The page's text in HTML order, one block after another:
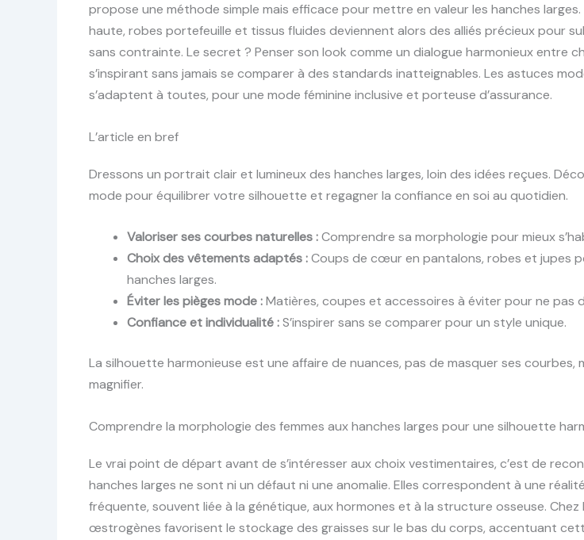
propose une méthode simple mais efficace pour mettre en valeur les hanches
haute, robes portefeuille et tissus fluides deviennent alors des alliés précieux pour
sans contrainte. Le secret ? Penser son look comme un dialogue harmonieux entre
s’inspirant sans jamais se comparer à des standards inatteignables. Les astuces
s’adaptent à toutes, pour une mode féminine inclusive et porteuse d’assurance.
L’article en bref
Dressons un portrait clair et lumineux des hanches larges, loin des idées reçues.
mode pour équilibrer votre silhouette et regagner la confiance en soi au quotidien.
Valoriser ses courbes naturelles :Comprendre sa morphologie pour mieux
Choix des vêtements adaptés :Coups de cœur en pantalons, robes et jupes
hanches larges.
Éviter les pièges mode :Matières, coupes et accessoires à éviter pour ne pas
Confiance et individualité :S’inspirer sans se comparer pour un style unique.
La silhouette harmonieuse est une affaire de nuances, pas de masquer ses courbes,
magnifier.
Comprendre la morphologie des femmes aux hanches larges pour une silhouette
Le vrai point de départ avant de s’intéresser aux choix vestimentaires, c’est de
hanches larges ne sont ni un défaut ni une anomalie. Elles correspondent à une
fréquente, souvent liée à la génétique, aux hormones et à la structure osseuse. Chez
œstrogènes favorisent le stockage des graisses sur le bas du corps, accentuant